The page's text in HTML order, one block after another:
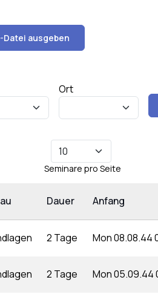
Datei ausgeben
Ort
Seminare pro Seite
Dauer Anfang
2 Tage Mon 08.08.44
2 Tage Mon 05.09.44